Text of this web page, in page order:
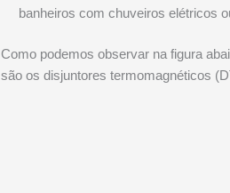
banheiros com chuveiros elétricos
Como podemos observar na figura
são os disjuntores termomagnéticos